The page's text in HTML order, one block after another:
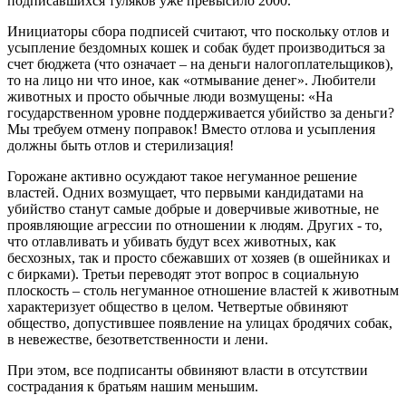
Инициаторы сбора подписей считают, что поскольку отлов и
усыпление бездомных кошек и собак будет производиться за
счет бюджета (что означает – на деньги налогоплательщиков),
то на лицо ни что иное, как «отмывание денег». Любители
животных и просто обычные люди возмущены: «На
государственном уровне поддерживается убийство за деньги?
Мы требуем отмену поправок! Вместо отлова и усыпления
должны быть отлов и стерилизация!
Горожане активно осуждают такое негуманное решение
властей. Одних возмущает, что первыми кандидатами на
убийство станут самые добрые и доверчивые животные, не
проявляющие агрессии по отношении к людям. Других - то,
что отлавливать и убивать будут всех животных, как
бесхозных, так и просто сбежавших от хозяев (в ошейниках и
с бирками). Третьи переводят этот вопрос в социальную
плоскость – столь негуманное отношение властей к животным
характеризует общество в целом. Четвертые обвиняют
общество, допустившее появление на улицах бродячих собак,
в невежестве, безответственности и лени.
При этом, все подписанты обвиняют власти в отсутствии
сострадания к братьям нашим меньшим.